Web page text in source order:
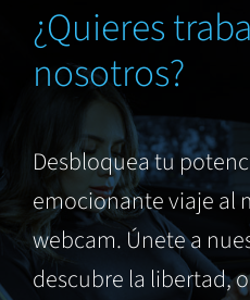
¿Quieres
nosotros?
Desbloquea tu
emocionante viaje al
webcam. Únete a
descubre la libertad,